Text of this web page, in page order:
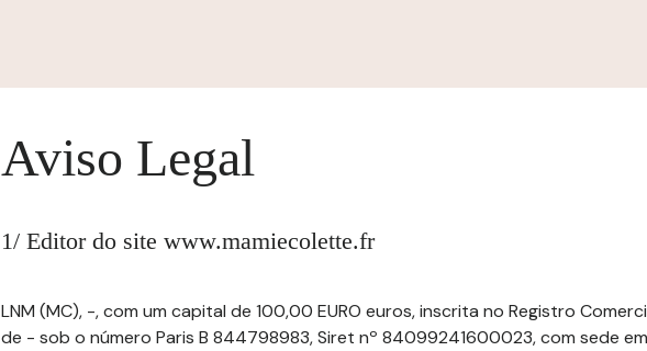
Aviso Legal
1/ Editor do site www.mamiecolette.fr
LNM (MC), -, com um capital de 100,00 EURO euros, inscrita no Registro
de - sob o número Paris B 844798983, Siret nº 84099241600023, com sede em